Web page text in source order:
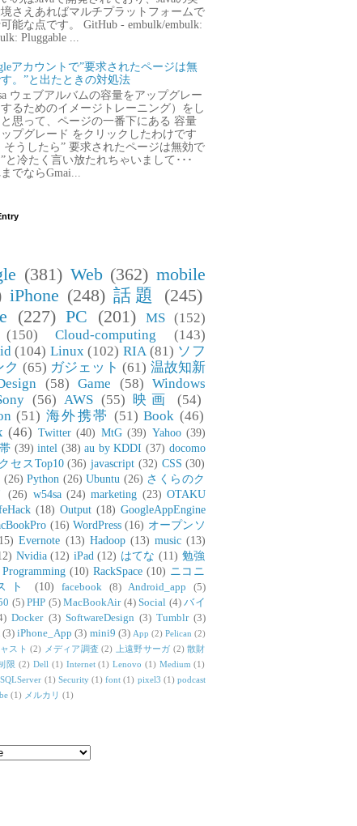
さえあればマルチプラットフォームで
能な点です。 GitHub - embulk/embulk:
Pluggable ...
アカウントで”要求されたページは無
。”と出たときの対処法
ウェブアルバムの容量をアップグレー
するためのイメージトレーニング）をし
と思って、ページの一番下にある 容量
プグレード をクリックしたわけです
そうしたら” 要求されたページは無効で
と冷たく言い放たれちゃいまして･･･
でならGmai...
(381) Web (362) mobile
iPhone (248) 話題
(245)
(227) PC (201) MS (152)
(150) Cloud-computing
(143)
(104) Linux (102) RIA (81) ソフ
ク (65) ガジェット (61) 温故知新
(58) Game (58) Windows
(56) AWS (55) 映画
(54)
(51) 海外携帯 (51) Book (46)
(46) Twitter (40) MtG (39) Yahoo (39)
(39) intel (38) au by KDDI (37) docomo
セスTop10 (36) javascript (32) CSS (30)
(26) Python (26) Ubuntu (26) さくらのク
(26) w54sa (24) marketing (23) OTAKU
(18) Output (18) GoogleAppEngine
(16) WordPress (16) オープンソ
Evernote (13) Hadoop (13) music (13)
Nvidia (12) iPad (12) はてな (11) 勉強
Programming (10) RackSpace (10) ニコニ
ト
(10) facebook (8) Android_app
(5)
(5) PHP (5) MacBookAir (4) Social (4) バイ
Docker (3) SoftwareDesign (3) Tumblr (3)
(3) iPhone_App (3) mini9 (3) App (2) Pelican (2)
スト (2) メディア調査 (2) 上遠野サーガ (2) 散財
限 (2) Dell (1) Internet (1) Lenovo (1) Medium (1)
SQLServer (1) Security (1) font (1) pixel3 (1) podcast
(1) メルカリ (1)